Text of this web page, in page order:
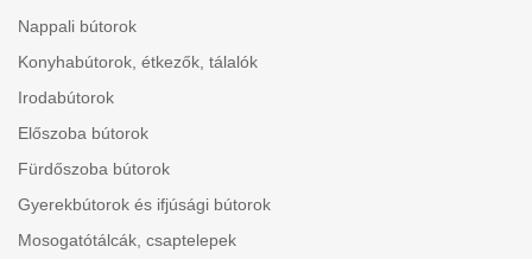
Nappali bútorok
Konyhabútorok, étkezők, tálalók
Irodabútorok
Előszoba bútorok
Fürdőszoba bútorok
Gyerekbútorok és ifjúsági bútorok
Mosogatótálcák, csaptelepek